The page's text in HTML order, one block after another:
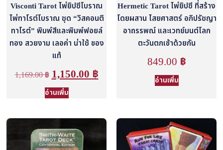
Visconti Tarot ไพ่ยิปซีโบราณ
ไพ่ทาโรต์โบราณ ชุด “วิสคอนติ
ทาโรต์” พิมพ์สีและพิมพ์ฟอยล์
ทอง สวยงาม เลอค่า น่าใช้ ของ
แท้
1,169.00฿ 1,150.00 ฿
อ่านเพิ่ม
Hermetic Tarot ไพ่ยิปซี ที่สร้าง
โดยผสาน ไสยศาสตร์ อภิปรัชญา
อาถรรพณ์ และเวทย์มนต์โลก
ตะวันตกเข้าด้วยกัน
849.00 ฿
อ่านเพิ่ม